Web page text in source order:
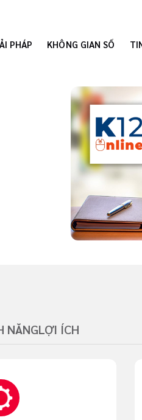
PHÁP KHÔNG GIAN SỐ
NĂNGLỢI ÍCH